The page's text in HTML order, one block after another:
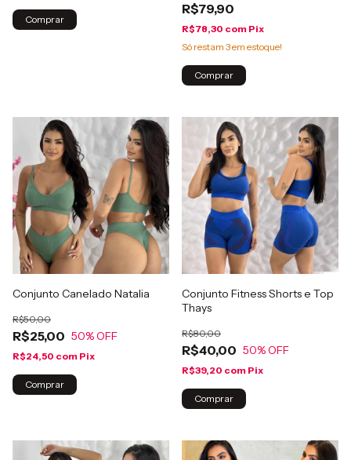
Comprar
R$79,90
R$78,30 com Pix
Só restam 3em estoque!
Comprar
Conjunto Canelado Natalia
R$25,00
R$50,00
50% OFF
R$24,50 com Pix
Comprar
Conjunto Fitness Shorts e Top
Thays
R$40,00
R$80,00
50% OFF
R$39,20 com Pix
Comprar